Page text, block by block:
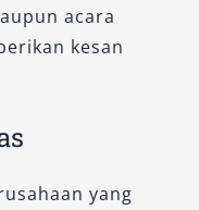
acara
kesan
yang